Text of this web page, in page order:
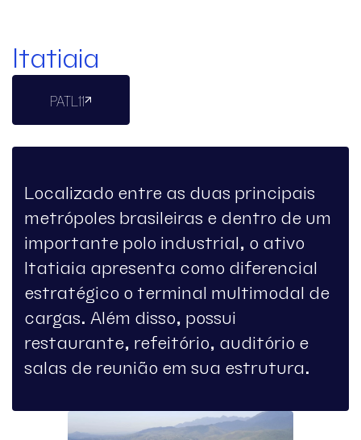
Itatiaia
PATL11
Localizado entre as duas principais
metrópoles brasileiras e dentro de um
importante polo industrial, o ativo
Itatiaia apresenta como diferencial
estratégico o terminal multimodal de
cargas. Além disso, possui
restaurante, refeitório, auditório e
salas de reunião em sua estrutura.